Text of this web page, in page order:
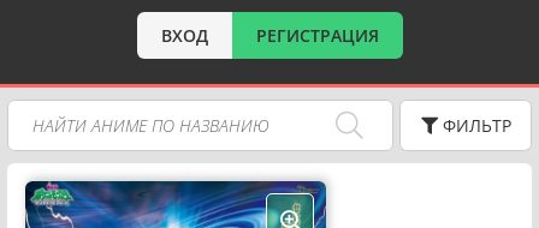
ВХОД РЕГИСТРАЦИЯ
ФИЛЬТР